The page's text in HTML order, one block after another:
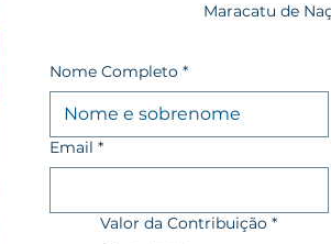
Maracatu de
Nome Completo *
Email *
Valor da Contribuição *